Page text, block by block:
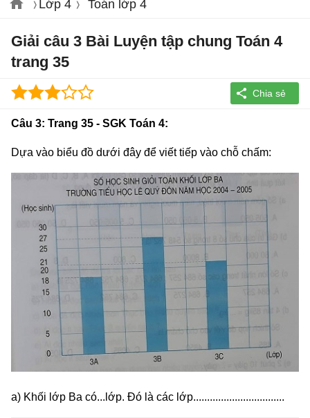
Lớp 4 Toán lớp 4
Giải câu 3 Bài Luyện tập chung Toán 4
trang 35
Câu 3: Trang 35 - SGK Toán 4:
Dựa vào biểu đồ dưới đây để viết tiếp vào chỗ chấm:
a) Khối lớp Ba có...lớp. Đó là các lớp.................................